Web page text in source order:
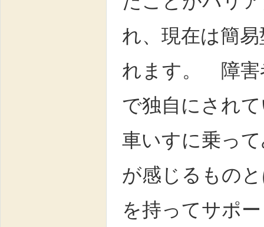
れ、現在は簡
れます。 障害
で独自にされ
車いすに乗っ
が感じるもの
を持ってサポ